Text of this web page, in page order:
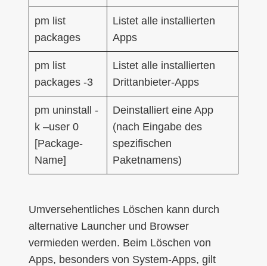
pm list
packages
Listet alle installierten
Apps
pm list
packages -3
Listet alle installierten
Drittanbieter-Apps
pm uninstall -
k –user 0
[Package-
Name]
Deinstalliert eine App
(nach Eingabe des
spezifischen
Paketnamens)
Umversehentliches Löschen kann durch
alternative Launcher und Browser
vermieden werden. Beim Löschen von
Apps, besonders von System-Apps, gilt